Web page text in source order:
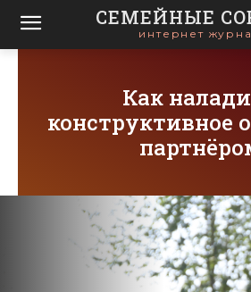
СЕМЕЙНЫЕ
интернет
Как
конструктивное